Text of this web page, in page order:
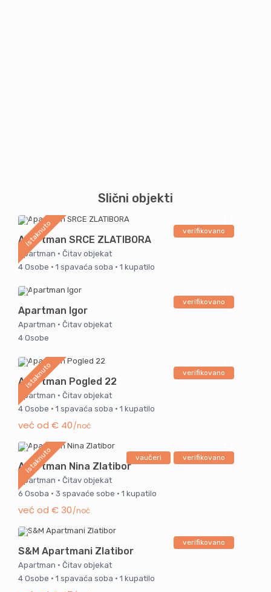
Slični objekti
istaknuto verifikovano
Apartman SRCE ZLATIBORA
Apartman · Čitav objekat
4 Osobe · 1 spavaća soba · 1 kupatilo
verifikovano
Apartman Igor
Apartman · Čitav objekat
4 Osobe
istaknuto verifikovano
Apartman Pogled 22
Apartman · Čitav objekat
4 Osobe · 1 spavaća soba · 1 kupatilo
već od € 40/noć
istaknuto vaučeri verifikovano
Apartman Nina Zlatibor
Apartman · Čitav objekat
6 Osoba · 3 spavaće sobe · 1 kupatilo
već od € 30/noć
verifikovano
S&M Apartmani Zlatibor
Apartman · Čitav objekat
4 Osobe · 1 spavaća soba · 1 kupatilo